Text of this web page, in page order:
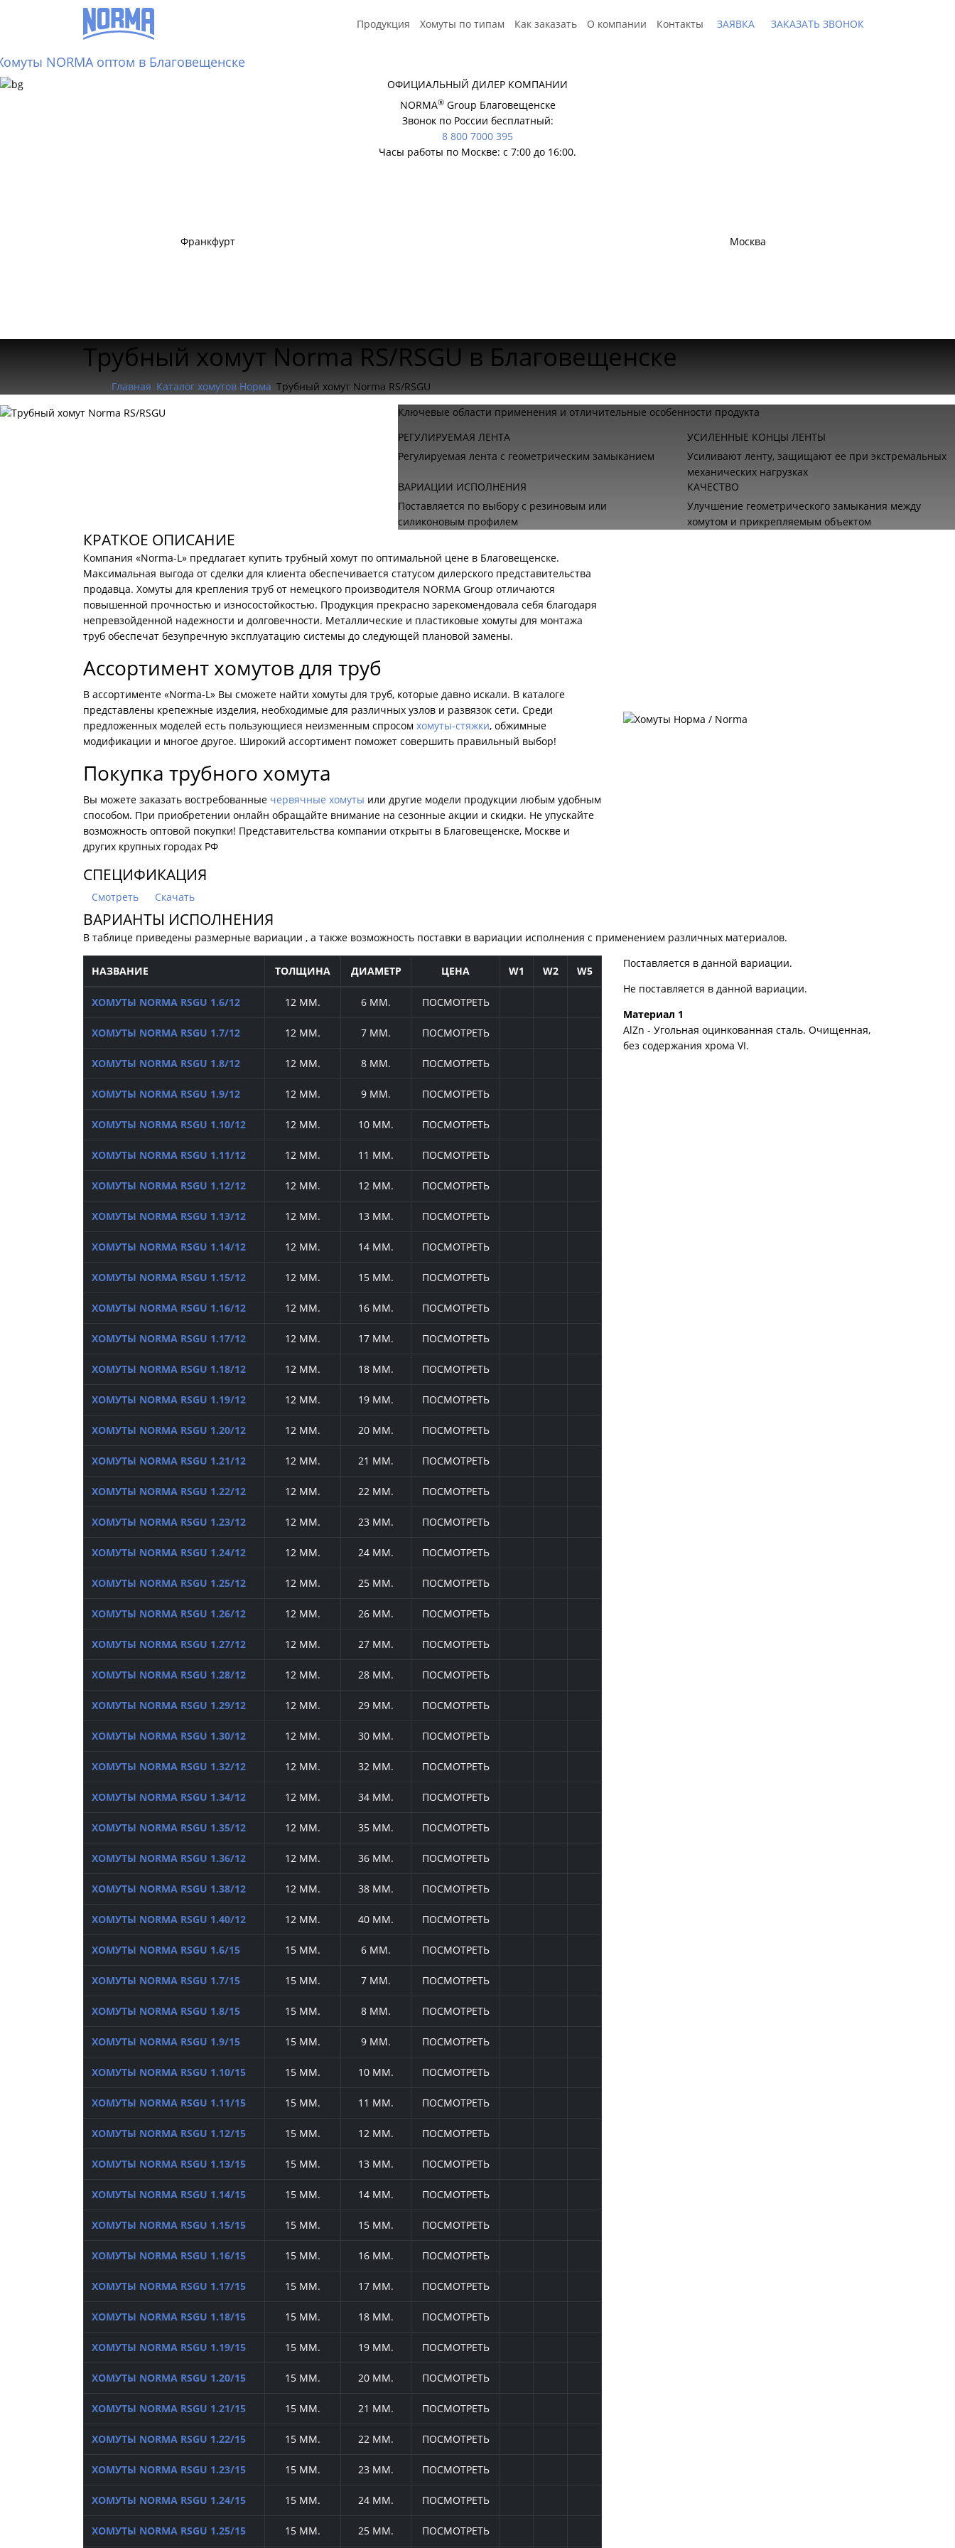
NORMA оптом в Благовещенске
Продукция Хомуты по типам Как заказать О компании Контакты ЗАЯВКА ЗАКАЗАТЬ ЗВОНОК
ОФИЦИАЛЬНЫЙ ДИЛЕР КОМПАНИИ
NORMA®Group Благовещенске
Франкфурт
Звонок по России бесплатный:
8 800 7000 395
Часы работы по Москве: с 7:00 до 16:00.
Москва
Трубный хомут Norma RS/RSGU в Благовещенске
Главная Каталог хомутов Норма Трубный хомут Norma RS/RSGU
Ключевые области применения и отличительные особенности продукта
РЕГУЛИРУЕМАЯ ЛЕНТА
Регулируемая лента с геометрическим замыканием
УСИЛЕННЫЕ КОНЦЫ ЛЕНТЫ
Усиливают ленту, защищают ее при экстремальных
механических нагрузках
ВАРИАЦИИ ИСПОЛНЕНИЯ
Поставляется по выбору с резиновым или
силиконовым профилем
КАЧЕСТВО
Улучшение геометрического замыкания между
хомутом и прикрепляемым объектом
КРАТКОЕ ОПИСАНИЕ
Компания «Norma-L» предлагает купить трубный хомут по оптимальной цене в Благовещенске.
Максимальная выгода от сделки для клиента обеспечивается статусом дилерского представительства
продавца. Хомуты для крепления труб от немецкого производителя NORMA Group отличаются
повышенной прочностью и износостойкостью. Продукция прекрасно зарекомендовала себя благодаря
непревзойденной надежности и долговечности. Металлические и пластиковые хомуты для монтажа
труб обеспечат безупречную эксплуатацию системы до следующей плановой замены.
Ассортимент хомутов для труб
В ассортименте «Norma-L» Вы сможете найти хомуты для труб, которые давно искали. В каталоге
представлены крепежные изделия, необходимые для различных узлов и развязок сети. Среди
предложенных моделей есть пользующиеся неизменным спросом хомуты-стяжки, обжимные
модификации и многое другое. Широкий ассортимент поможет совершить правильный выбор!
Покупка трубного хомута
Вы можете заказать востребованные червячные хомуты или другие модели продукции любым удобным
способом. При приобретении онлайн обращайте внимание на сезонные акции и скидки. Не упускайте
возможность оптовой покупки! Представительства компании открыты в Благовещенске, Москве и
других крупных городах РФ
СПЕЦИФИКАЦИЯ
Смотреть Скачать
ВАРИАНТЫ ИСПОЛНЕНИЯ
В таблице приведены размерные вариации , а также возможность поставки в вариации исполнения с применением различных материалов.
НАЗВАНИЕ ТОЛЩИНА ДИАМЕТР ЦЕНА W1 W2 W5
ХОМУТЫ NORMA RSGU 1.6/12 12 ММ. 6 ММ. ПОСМОТРЕТЬ
ХОМУТЫ NORMA RSGU 1.7/12 12 ММ. 7 ММ. ПОСМОТРЕТЬ
ХОМУТЫ NORMA RSGU 1.8/12 12 ММ. 8 ММ. ПОСМОТРЕТЬ
ХОМУТЫ NORMA RSGU 1.9/12 12 ММ. 9 ММ. ПОСМОТРЕТЬ
ХОМУТЫ NORMA RSGU 1.10/12 12 ММ. 10 ММ. ПОСМОТРЕТЬ
ХОМУТЫ NORMA RSGU 1.11/12 12 ММ. 11 ММ. ПОСМОТРЕТЬ
ХОМУТЫ NORMA RSGU 1.12/12 12 ММ. 12 ММ. ПОСМОТРЕТЬ
ХОМУТЫ NORMA RSGU 1.13/12 12 ММ. 13 ММ. ПОСМОТРЕТЬ
ХОМУТЫ NORMA RSGU 1.14/12 12 ММ. 14 ММ. ПОСМОТРЕТЬ
ХОМУТЫ NORMA RSGU 1.15/12 12 ММ. 15 ММ. ПОСМОТРЕТЬ
ХОМУТЫ NORMA RSGU 1.16/12 12 ММ. 16 ММ. ПОСМОТРЕТЬ
ХОМУТЫ NORMA RSGU 1.17/12 12 ММ. 17 ММ. ПОСМОТРЕТЬ
ХОМУТЫ NORMA RSGU 1.18/12 12 ММ. 18 ММ. ПОСМОТРЕТЬ
ХОМУТЫ NORMA RSGU 1.19/12 12 ММ. 19 ММ. ПОСМОТРЕТЬ
ХОМУТЫ NORMA RSGU 1.20/12 12 ММ. 20 ММ. ПОСМОТРЕТЬ
ХОМУТЫ NORMA RSGU 1.21/12 12 ММ. 21 ММ. ПОСМОТРЕТЬ
ХОМУТЫ NORMA RSGU 1.22/12 12 ММ. 22 ММ. ПОСМОТРЕТЬ
ХОМУТЫ NORMA RSGU 1.23/12 12 ММ. 23 ММ. ПОСМОТРЕТЬ
ХОМУТЫ NORMA RSGU 1.24/12 12 ММ. 24 ММ. ПОСМОТРЕТЬ
ХОМУТЫ NORMA RSGU 1.25/12 12 ММ. 25 ММ. ПОСМОТРЕТЬ
ХОМУТЫ NORMA RSGU 1.26/12 12 ММ. 26 ММ. ПОСМОТРЕТЬ
ХОМУТЫ NORMA RSGU 1.27/12 12 ММ. 27 ММ. ПОСМОТРЕТЬ
ХОМУТЫ NORMA RSGU 1.28/12 12 ММ. 28 ММ. ПОСМОТРЕТЬ
ХОМУТЫ NORMA RSGU 1.29/12 12 ММ. 29 ММ. ПОСМОТРЕТЬ
ХОМУТЫ NORMA RSGU 1.30/12 12 ММ. 30 ММ. ПОСМОТРЕТЬ
ХОМУТЫ NORMA RSGU 1.32/12 12 ММ. 32 ММ. ПОСМОТРЕТЬ
ХОМУТЫ NORMA RSGU 1.34/12 12 ММ. 34 ММ. ПОСМОТРЕТЬ
ХОМУТЫ NORMA RSGU 1.35/12 12 ММ. 35 ММ. ПОСМОТРЕТЬ
ХОМУТЫ NORMA RSGU 1.36/12 12 ММ. 36 ММ. ПОСМОТРЕТЬ
ХОМУТЫ NORMA RSGU 1.38/12 12 ММ. 38 ММ. ПОСМОТРЕТЬ
ХОМУТЫ NORMA RSGU 1.40/12 12 ММ. 40 ММ. ПОСМОТРЕТЬ
ХОМУТЫ NORMA RSGU 1.6/15 15 ММ. 6 ММ. ПОСМОТРЕТЬ
ХОМУТЫ NORMA RSGU 1.7/15 15 ММ. 7 ММ. ПОСМОТРЕТЬ
ХОМУТЫ NORMA RSGU 1.8/15 15 ММ. 8 ММ. ПОСМОТРЕТЬ
ХОМУТЫ NORMA RSGU 1.9/15 15 ММ. 9 ММ. ПОСМОТРЕТЬ
ХОМУТЫ NORMA RSGU 1.10/15 15 ММ. 10 ММ. ПОСМОТРЕТЬ
ХОМУТЫ NORMA RSGU 1.11/15 15 ММ. 11 ММ. ПОСМОТРЕТЬ
ХОМУТЫ NORMA RSGU 1.12/15 15 ММ. 12 ММ. ПОСМОТРЕТЬ
ХОМУТЫ NORMA RSGU 1.13/15 15 ММ. 13 ММ. ПОСМОТРЕТЬ
ХОМУТЫ NORMA RSGU 1.14/15 15 ММ. 14 ММ. ПОСМОТРЕТЬ
ХОМУТЫ NORMA RSGU 1.15/15 15 ММ. 15 ММ. ПОСМОТРЕТЬ
ХОМУТЫ NORMA RSGU 1.16/15 15 ММ. 16 ММ. ПОСМОТРЕТЬ
ХОМУТЫ NORMA RSGU 1.17/15 15 ММ. 17 ММ. ПОСМОТРЕТЬ
ХОМУТЫ NORMA RSGU 1.18/15 15 ММ. 18 ММ. ПОСМОТРЕТЬ
ХОМУТЫ NORMA RSGU 1.19/15 15 ММ. 19 ММ. ПОСМОТРЕТЬ
ХОМУТЫ NORMA RSGU 1.20/15 15 ММ. 20 ММ. ПОСМОТРЕТЬ
ХОМУТЫ NORMA RSGU 1.21/15 15 ММ. 21 ММ. ПОСМОТРЕТЬ
ХОМУТЫ NORMA RSGU 1.22/15 15 ММ. 22 ММ. ПОСМОТРЕТЬ
ХОМУТЫ NORMA RSGU 1.23/15 15 ММ. 23 ММ. ПОСМОТРЕТЬ
ХОМУТЫ NORMA RSGU 1.24/15 15 ММ. 24 ММ. ПОСМОТРЕТЬ
ХОМУТЫ NORMA RSGU 1.25/15 15 ММ. 25 ММ. ПОСМОТРЕТЬ
Поставляется в данной вариации.
Не поставляется в данной вариации.
Материал 1
AlZn - Угольная оцинкованная сталь. Очищенная,
без содержания хрома VI.